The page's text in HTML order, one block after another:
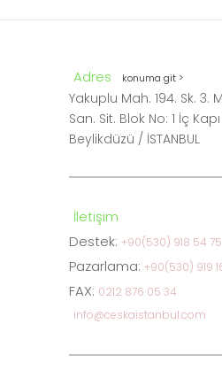
Adres konuma git >
Yakuplu Mah. 194. Sk. 3.
San. Sit. Blok No: 1 İç
Beylikdüzü / İSTANBUL
İletişim
Destek: +90(530) 918 54 75
Pazarlama: +90(530) 919
FAX: 0212 876 05 34
info@ceskaistanbul.com